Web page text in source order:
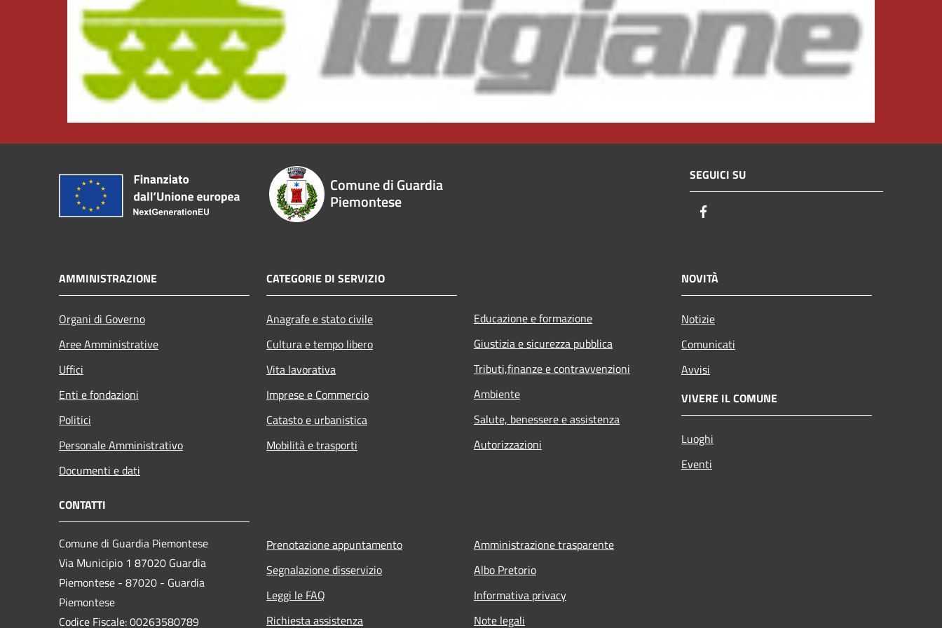
Comune di Guardia
Piemontese
SEGUICI SU
AMMINISTRAZIONE
Organi di Governo
Aree Amministrative
Uffici
Enti e fondazioni
Politici
Personale Amministrativo
Documenti e dati
CATEGORIE DI SERVIZIO
Anagrafe e stato civile
Cultura e tempo libero
Vita lavorativa
Imprese e Commercio
Catasto e urbanistica
Mobilità e trasporti
Educazione e formazione
Giustizia e sicurezza pubblica
Tributi,finanze e contravvenzioni
Ambiente
Salute, benessere e assistenza
Autorizzazioni
NOVITÀ
Notizie
Comunicati
Avvisi
VIVERE IL COMUNE
Luoghi
Eventi
CONTATTI
Comune di Guardia Piemontese
Via Municipio 1 87020 Guardia
Piemontese - 87020 - Guardia
Piemontese
Codice Fiscale: 00263580789
Prenotazione appuntamento
Segnalazione disservizio
Leggi le FAQ
Richiesta assistenza
Amministrazione trasparente
Albo Pretorio
Informativa privacy
Note legali